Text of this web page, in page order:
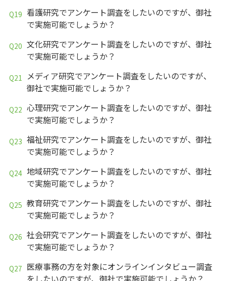
看護研究でアンケート調査をしたいのですが、御社
で実施可能でしょうか？
文化研究でアンケート調査をしたいのですが、御社
で実施可能でしょうか？
メディア研究でアンケート調査をしたいのですが、
御社で実施可能でしょうか？
心理研究でアンケート調査をしたいのですが、御社
で実施可能でしょうか？
福祉研究でアンケート調査をしたいのですが、御社
で実施可能でしょうか？
地域研究でアンケート調査をしたいのですが、御社
で実施可能でしょうか？
教育研究でアンケート調査をしたいのですが、御社
で実施可能でしょうか？
社会研究でアンケート調査をしたいのですが、御社
で実施可能でしょうか？
医療事務の方を対象にオンラインインタビュー調査